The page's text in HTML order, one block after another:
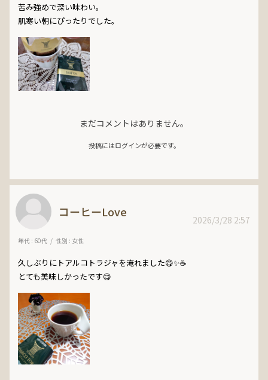
苦み強めで深い味わい。
肌寒い朝にぴったりでした。
まだコメントはありません。
投稿にはログインが必要です。
コーヒーLove
年代 : 60代 性別 : 女性
久しぶりにトアルコトラジャを淹れました😋✨☕
とても美味しかったです😋
2026/3/28 2:57